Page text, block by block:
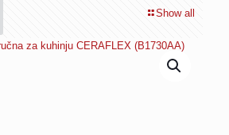
Show all